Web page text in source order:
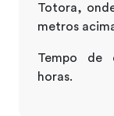
Totora,
metros
Tempo de
horas.